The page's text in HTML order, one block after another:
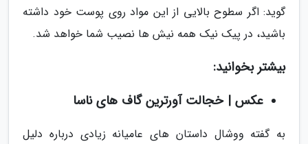
گوید: اگر سطوح بالایی از این مواد روی پوست خود داشته
باشید، در پیک نیک همه نیش ها نصیب شما خواهد شد.
بیشتر بخوانید:
عکس | خجالت آورترین گاف های ناسا
به گفته ووشال داستان های عامیانه زیادی درباره دلیل